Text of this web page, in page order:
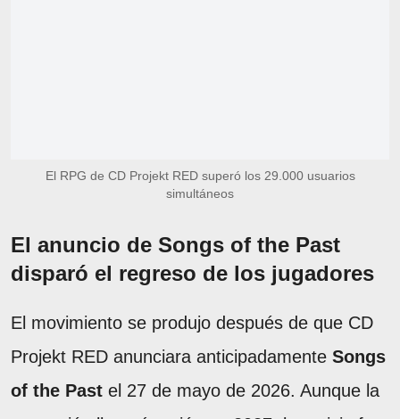
El RPG de CD Projekt RED superó los 29.000 usuarios
simultáneos
El anuncio de Songs of the Past
disparó el regreso de los jugadores
El movimiento se produjo después de que CD
Projekt RED anunciara anticipadamente Songs
of the Past el 27 de mayo de 2026. Aunque la